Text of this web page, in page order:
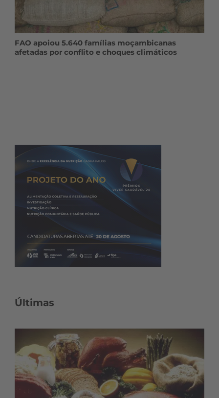
FAO apoiou 5.640 famílias moçambicanas
afetadas por conflito e choques climáticos
Últimas